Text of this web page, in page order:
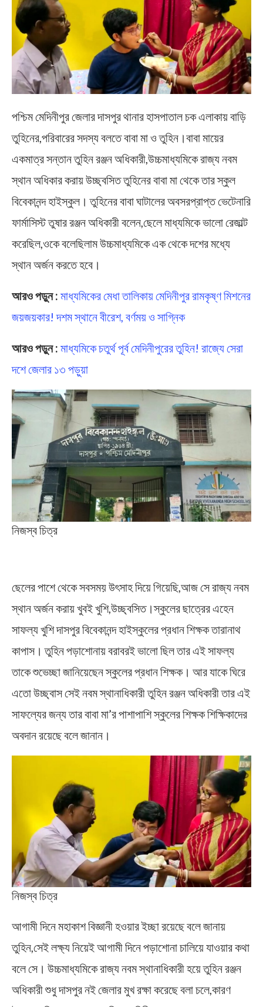
পশ্চিম মেদিনীপুর জেলার দাসপুর থানার হাসপাতাল চক এলাকায় বাড়ি
তুহিনের,পরিবারের সদস্য বলতে বাবা মা ও তুহিন।বাবা মায়ের
একমাত্র সন্তান তুহিন রঞ্জন অধিকারী,উচ্চমাধ্যমিকে রাজ্য নবম
স্থান অধিকার করায় উচ্ছ্বসিত তুহিনের বাবা মা থেকে তার স্কুল
বিবেকানন্দ হাইস্কুল। তুহিনের বাবা ঘাটালের অবসরপ্রাপ্ত ভেটেনারি
ফার্মাসিস্ট তুষার রঞ্জন অধিকারী বলেন,ছেলে মাধ্যমিকে ভালো রেজাল্ট
করেছিল,ওকে বলেছিলাম উচ্চমাধ্যমিকে এক থেকে দশের মধ্যে
স্থান অর্জন করতে হবে।
আরও পড়ুন : মাধ্যমিকের মেধা তালিকায় মেদিনীপুর রামকৃষ্ণ মিশনের
জয়জয়কার! দশম স্থানে বীরেশ, বর্ণময় ও সাগ্নিক
আরও পড়ুন : মাধ্যমিকে চতুর্থ পূর্ব মেদিনীপুরের তুহিন! রাজ্যে সেরা
দশে জেলার ১৩ পড়ুয়া
নিজস্ব চিত্র
ছেলের পাশে থেকে সবসময় উৎসাহ দিয়ে গিয়েছি,আজ সে রাজ্য নবম
স্থান অর্জন করায় খুবই খুশি,উচ্ছ্বসিত।স্কুলের ছাত্রের এহেন
সাফল্য খুশি দাসপুর বিবেকানন্দ হাইস্কুলের প্রধান শিক্ষক তারানাথ
কাপাস। তুহিন পড়াশোনায় বরাবরই ভালো ছিল তার এই সাফল্য
তাকে শুভেচ্ছা জানিয়েছেন স্কুলের প্রধান শিক্ষক। আর যাকে ঘিরে
এতো উচ্ছ্বাস সেই নবম স্থানাধিকারী তুহিন রঞ্জন অধিকারী তার এই
সাফল্যের জন্য তার বাবা মা’র পাশাপাশি স্কুলের শিক্ষক শিক্ষিকাদের
অবদান রয়েছে বলে জানান।
নিজস্ব চিত্র
আগামী দিনে মহাকাশ বিজ্ঞানী হওয়ার ইচ্ছা রয়েছে বলে জানায়
তুহিন,সেই লক্ষ্য নিয়েই আগামী দিনে পড়াশোনা চালিয়ে যাওয়ার কথা
বলে সে। উচ্চমাধ্যমিকে রাজ্য নবম স্থানাধিকারী হয়ে তুহিন রঞ্জন
অধিকারী শুধু দাসপুর নই জেলার মুখ রক্ষা করেছে বলা চলে,কারণ